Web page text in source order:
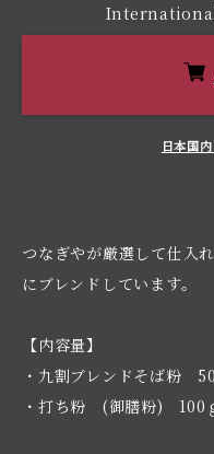
日本国
つなぎやが厳選して仕入
にブレンドしています。
【内容量】
・九割ブレンドそば粉
・打ち粉 (御膳粉) 100